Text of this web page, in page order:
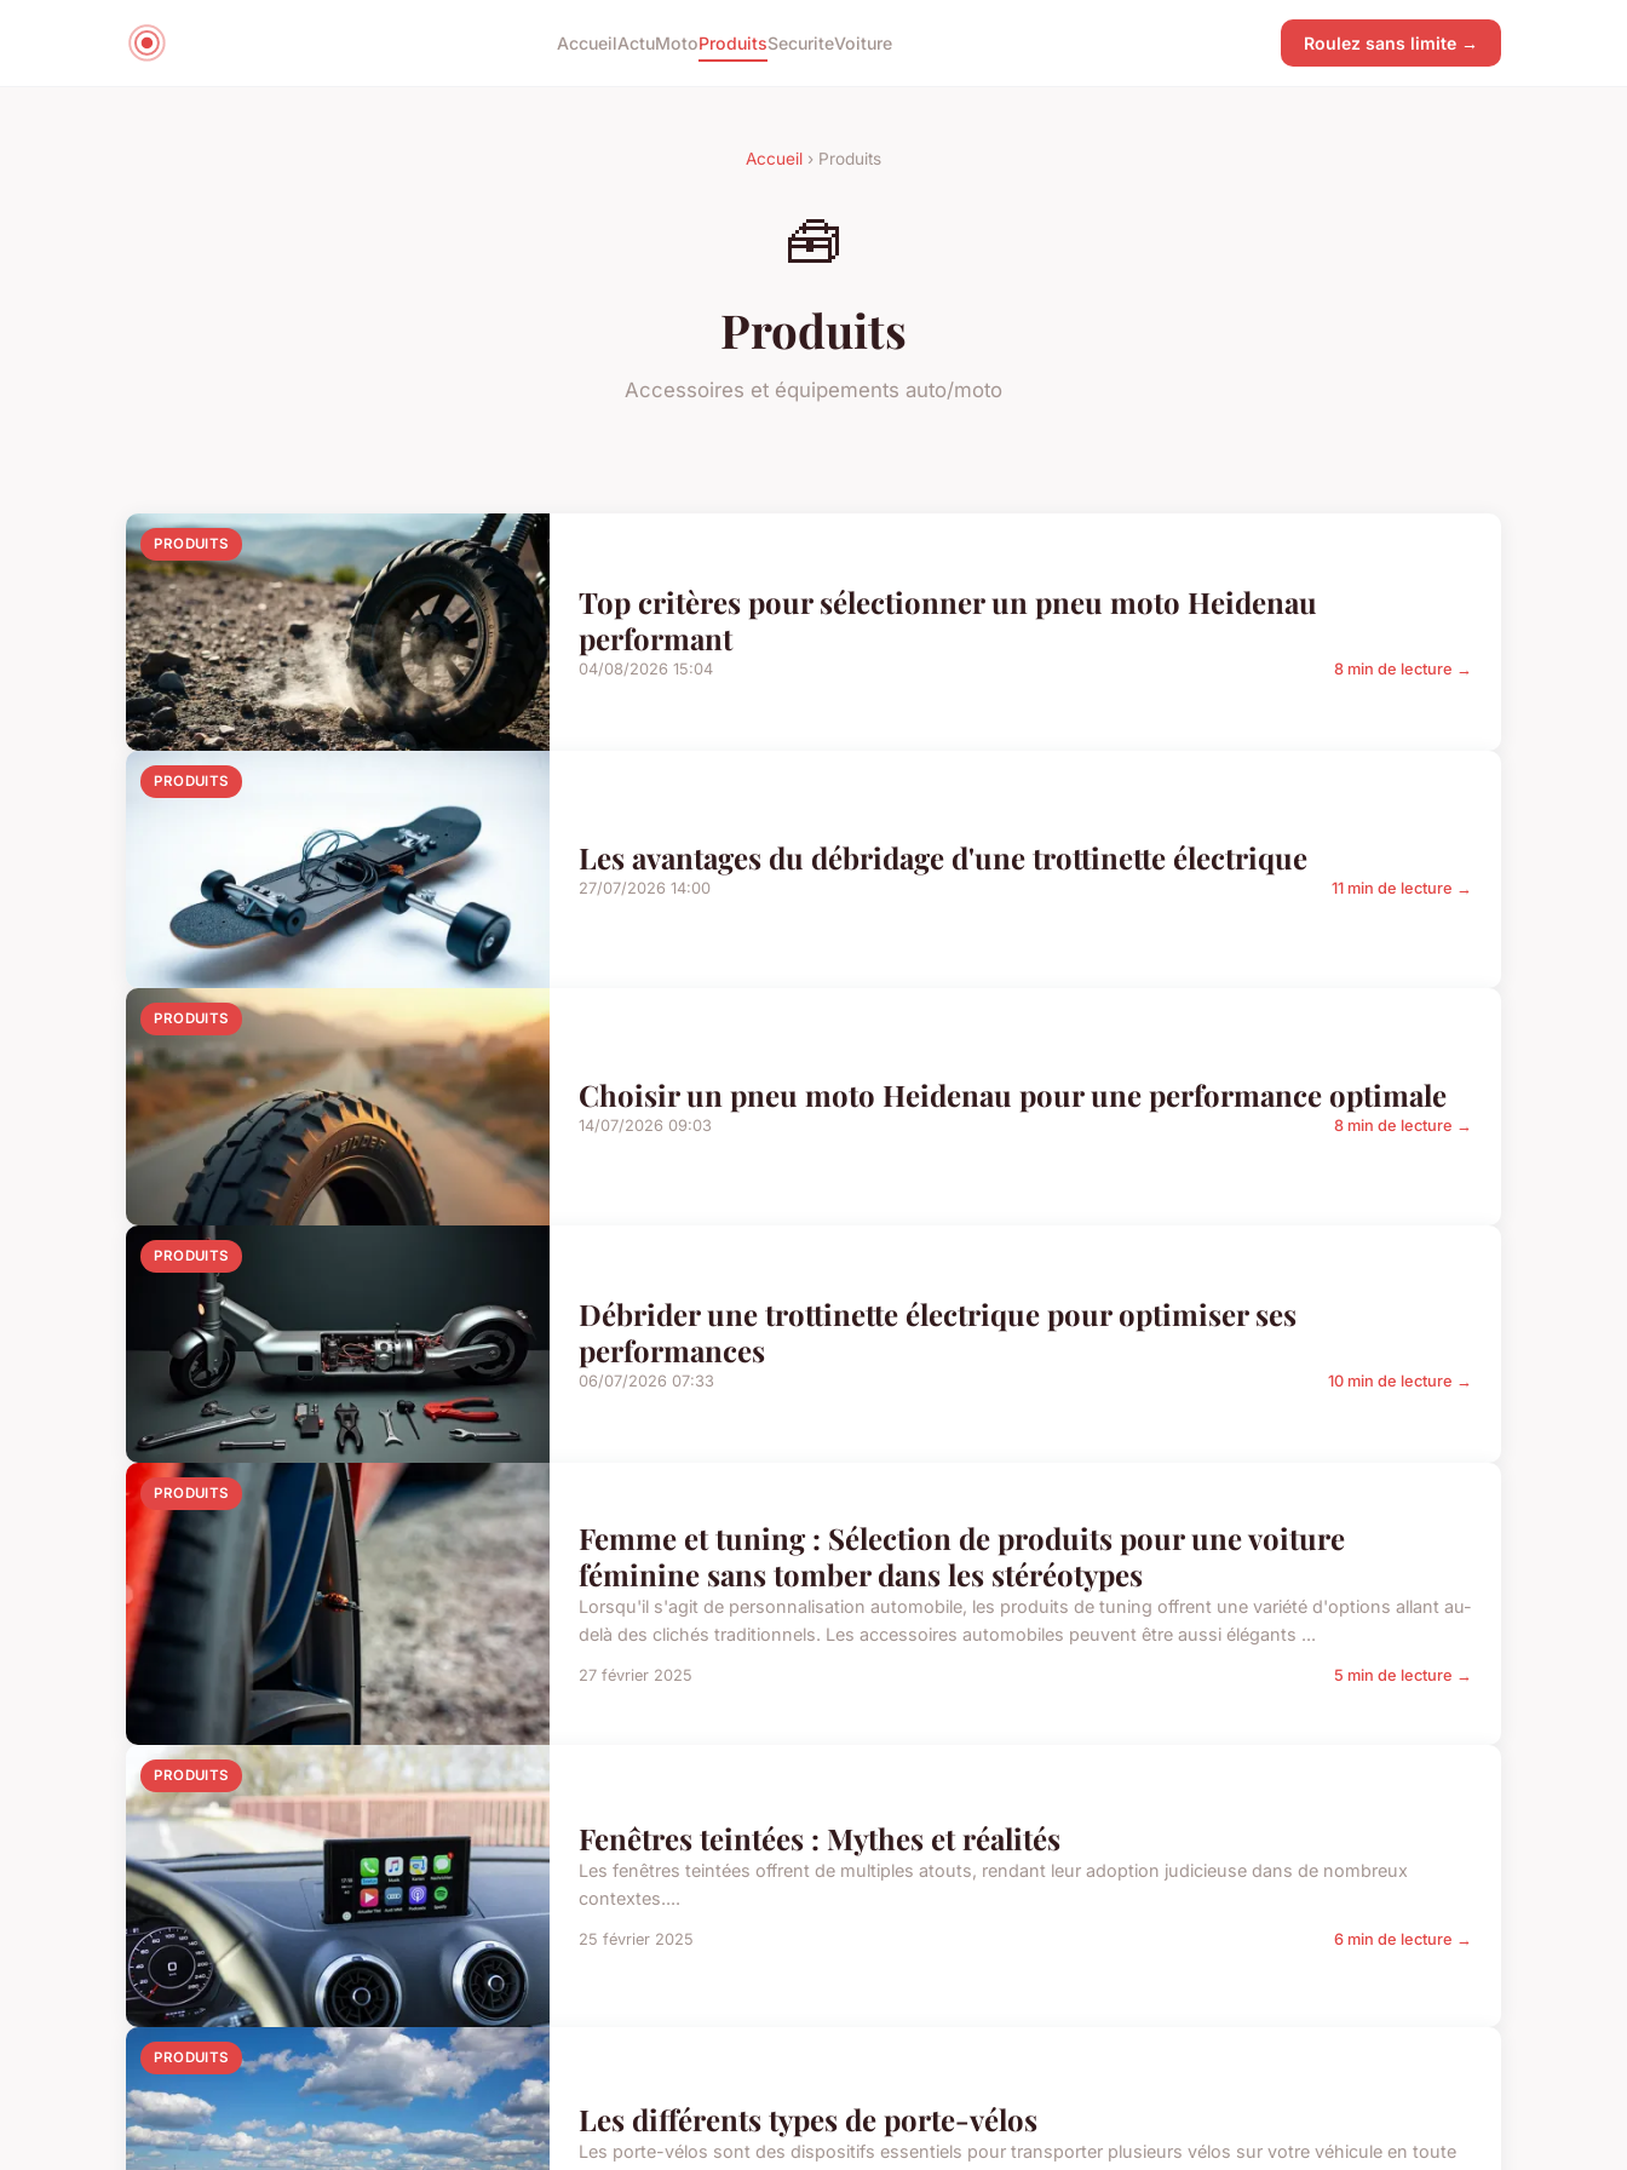
AccueilActuMotoProduitsSecuriteVoiture Roulez sans limite →
Accueil › Produits
🧰
Produits
Accessoires et équipements auto/moto
PRODUITS
Top critères pour sélectionner un pneu moto Heidenau
performant
04/08/2026 15:04 8 min de lecture →
PRODUITS
Les avantages du débridage d'une trottinette électrique
27/07/2026 14:00 11 min de lecture →
PRODUITS
Choisir un pneu moto Heidenau pour une performance optimale
14/07/2026 09:03 8 min de lecture →
PRODUITS
Débrider une trottinette électrique pour optimiser ses
performances
06/07/2026 07:33 10 min de lecture →
PRODUITS
Femme et tuning : Sélection de produits pour une voiture
féminine sans tomber dans les stéréotypes
Lorsqu'il s'agit de personnalisation automobile, les produits de tuning offrent une variété d'options allant au-
delà des clichés traditionnels. Les accessoires automobiles peuvent être aussi élégants ...
27 février 2025 5 min de lecture →
PRODUITS
Fenêtres teintées : Mythes et réalités
Les fenêtres teintées offrent de multiples atouts, rendant leur adoption judicieuse dans de nombreux
contextes....
25 février 2025 6 min de lecture →
PRODUITS
Les différents types de porte-vélos
Les porte-vélos sont des dispositifs essentiels pour transporter plusieurs vélos sur votre véhicule en toute